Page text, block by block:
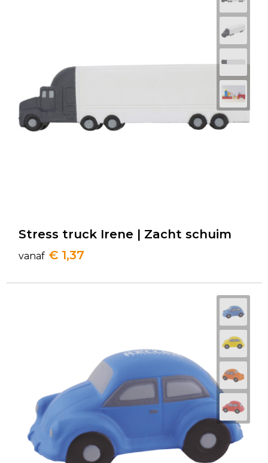
Stress truck Irene | Zacht schuim
vanaf € 1,37